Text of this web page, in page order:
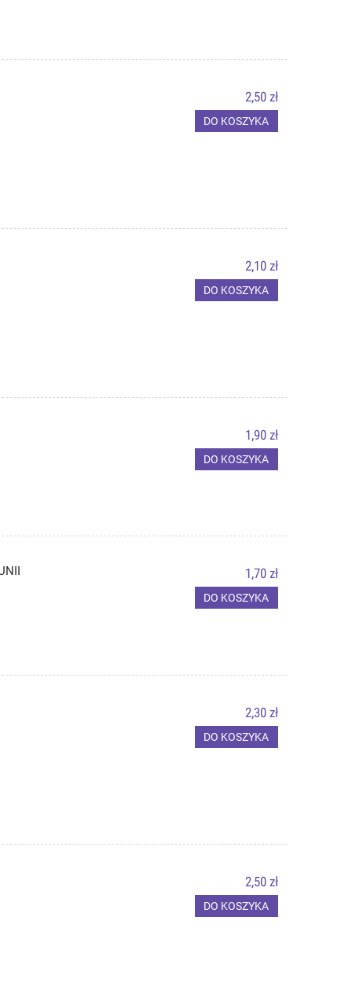
2,50 zł
DO KOSZYKA
2,10 zł
DO KOSZYKA
1,90 zł
DO KOSZYKA
1,70 zł
DO KOSZYKA
2,30 zł
DO KOSZYKA
2,50 zł
DO KOSZYKA